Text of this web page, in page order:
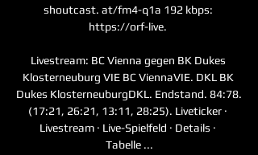
shoutcast. at/fm4-q1a 192 kbps:
https://orf-live.
Livestream: BC Vienna gegen BK Dukes
Klosterneuburg VIE BC ViennaVIE. DKL BK
Dukes KlosterneuburgDKL. Endstand. 84:78.
(17:21, 26:21, 13:11, 28:25). Liveticker ·
Livestream · Live-Spielfeld · Details ·
Tabelle ...